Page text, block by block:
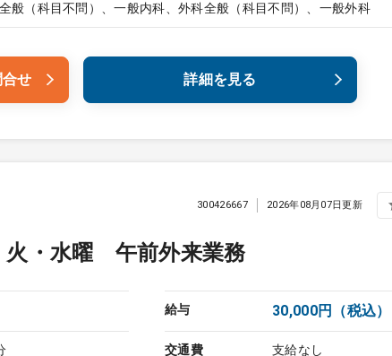
般（科目不問）、一般内科、外科全般（科目不問）、一般外科
せ 詳細を見る
火・水曜 午前外来業務
300426667 2026年08月07日更新
給与 30,000円（税込）
交通費 支給なし